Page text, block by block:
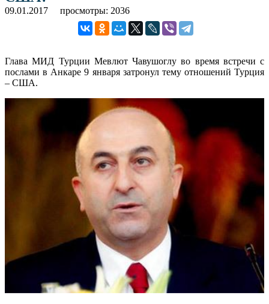
09.01.2017 просмотры: 2036
Глава МИД Турции Мевлют Чавушоглу во время встречи с
послами в Анкаре 9 января затронул тему отношений Турция
– США.